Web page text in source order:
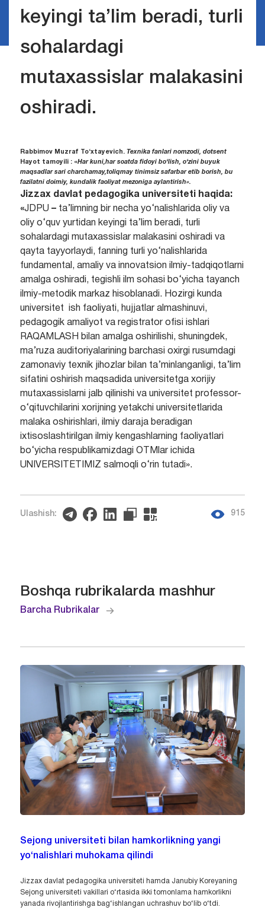
keyingi ta’lim beradi, turli
sohalardagi
mutaxassislar malakasini
oshiradi.
Rabbimov Muzraf To‘xtayevich. Texnika fanlari nomzodi, dotsent
Hayot tamoyili : «Har kuni,har soatda fidoyi bo‘lish, o‘zini buyuk
maqsadlar sari charchamay,toliqmay tinimsiz safarbar etib borish, bu
fazilatni doimiy, kundalik faoliyat mezoniga aylantirish».
Jizzax davlat pedagogika universiteti haqida:
«JDPU – ta’limning bir necha yo‘nalishlarida oliy va
oliy o‘quv yurtidan keyingi ta’lim beradi, turli
sohalardagi mutaxassislar malakasini oshiradi va
qayta tayyorlaydi, fanning turli yo‘nalishlarida
fundamental, amaliy va innovatsion ilmiy-tadqiqotlarni
amalga oshiradi, tegishli ilm sohasi bo‘yicha tayanch
ilmiy-metodik markaz hisoblanadi. Hozirgi kunda
universitet ish faoliyati, hujjatlar almashinuvi,
pedagogik amaliyot va registrator ofisi ishlari
RAQAMLASH bilan amalga oshirilishi, shuningdek,
ma’ruza auditoriyalarining barchasi oxirgi rusumdagi
zamonaviy texnik jihozlar bilan ta’minlanganligi, ta’lim
sifatini oshirish maqsadida universitetga xorijiy
mutaxassislarni jalb qilinishi va universitet professor-
o‘qituvchilarini xorijning yetakchi universitetlarida
malaka oshirishlari, ilmiy daraja beradigan
ixtisoslashtirilgan ilmiy kengashlarning faoliyatlari
bo‘yicha respublikamizdagi OTMlar ichida
UNIVERSITETIMIZ salmoqli o‘rin tutadi».
Ulashish: 915
Boshqa rubrikalarda mashhur
Barcha Rubrikalar
Sejong universiteti bilan hamkorlikning yangi
yo‘nalishlari muhokama qilindi
Jizzax davlat pedagogika universiteti hamda Janubiy Koreyaning
Sejong universiteti vakillari o‘rtasida ikki tomonlama hamkorlikni
yanada rivojlantirishga bag‘ishlangan uchrashuv bo‘lib o‘tdi.